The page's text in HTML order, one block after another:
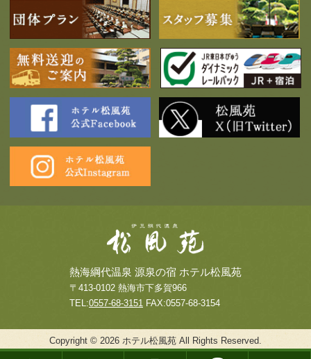
熱海綱代温泉 源泉の宿 ホテル松風苑
〒413-0102 熱海市下多賀966
TEL:0557-68-3151 FAX:0557-68-3154
Copyright © 2026 ホテル松風苑 All Rights Reserved.